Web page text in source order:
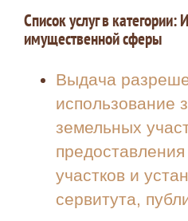
Список услуг в
имущественной сферы
Выдача
использование
земельных
участков и
сервитута,